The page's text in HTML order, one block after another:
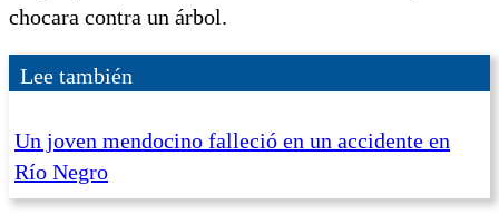
chocara contra un árbol.
Lee también
Un joven mendocino falleció en un accidente en
Río Negro